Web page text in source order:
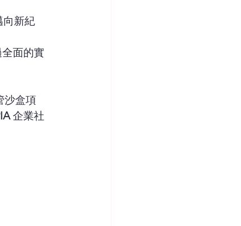
向新紀
面的實
沙盒項
企業社